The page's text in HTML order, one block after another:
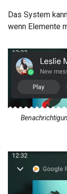
Das System
wenn Elemente